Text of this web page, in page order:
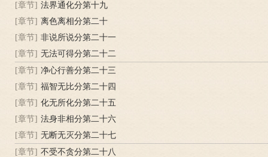
[章节] 法界通化分第十九
[章节] 离色离相分第二十
[章节] 非说所说分第二十一
[章节] 无法可得分第二十二
[章节] 净心行善分第二十三
[章节] 福智无比分第二十四
[章节] 化无所化分第二十五
[章节] 法身非相分第二十六
[章节] 无断无灭分第二十七
[章节] 不受不贪分第二十八